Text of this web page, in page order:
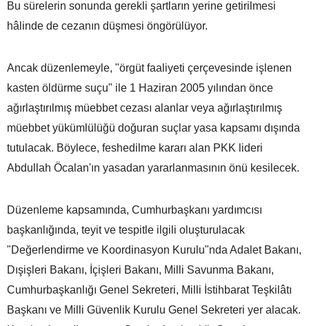
Bu sürelerin sonunda gerekli şartların yerine getirilmesi
hâlinde de cezanın düşmesi öngörülüyor.
Ancak düzenlemeyle, "örgüt faaliyeti çerçevesinde işlenen
kasten öldürme suçu" ile 1 Haziran 2005 yılından önce
ağırlaştırılmış müebbet cezası alanlar veya ağırlaştırılmış
müebbet yükümlülüğü doğuran suçlar yasa kapsamı dışında
tutulacak. Böylece, feshedilme kararı alan PKK lideri
Abdullah Öcalan'ın yasadan yararlanmasının önü kesilecek.
Düzenleme kapsamında, Cumhurbaşkanı yardımcısı
başkanlığında, teyit ve tespitle ilgili oluşturulacak
"Değerlendirme ve Koordinasyon Kurulu"nda Adalet Bakanı,
Dışişleri Bakanı, İçişleri Bakanı, Milli Savunma Bakanı,
Cumhurbaşkanlığı Genel Sekreteri, Milli İstihbarat Teşkilâtı
Başkanı ve Milli Güvenlik Kurulu Genel Sekreteri yer alacak.